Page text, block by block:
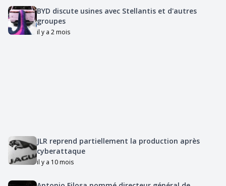
BYD discute usines avec Stellantis et d'autres
groupes
il y a 2 mois
JLR reprend partiellement la production après
cyberattaque
il y a 10 mois